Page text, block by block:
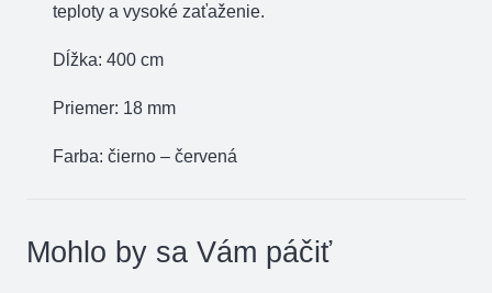
teploty a vysoké zaťaženie.
Dĺžka: 400 cm
Priemer: 18 mm
Farba: čierno – červená
Mohlo by sa Vám páčiť